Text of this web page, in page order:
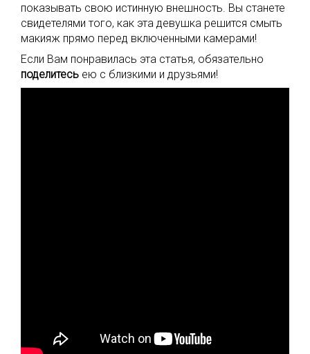
показывать свою истинную внешность. Вы станете
свидетелями того, как эта девушка решится смыть
макияж прямо перед включенными камерами!
Если Вам понравилась эта статья, обязательно
поделитесь ею с близкими и друзьями!